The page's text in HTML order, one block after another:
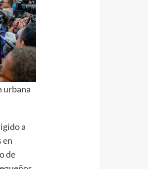
urbana
a
en
de